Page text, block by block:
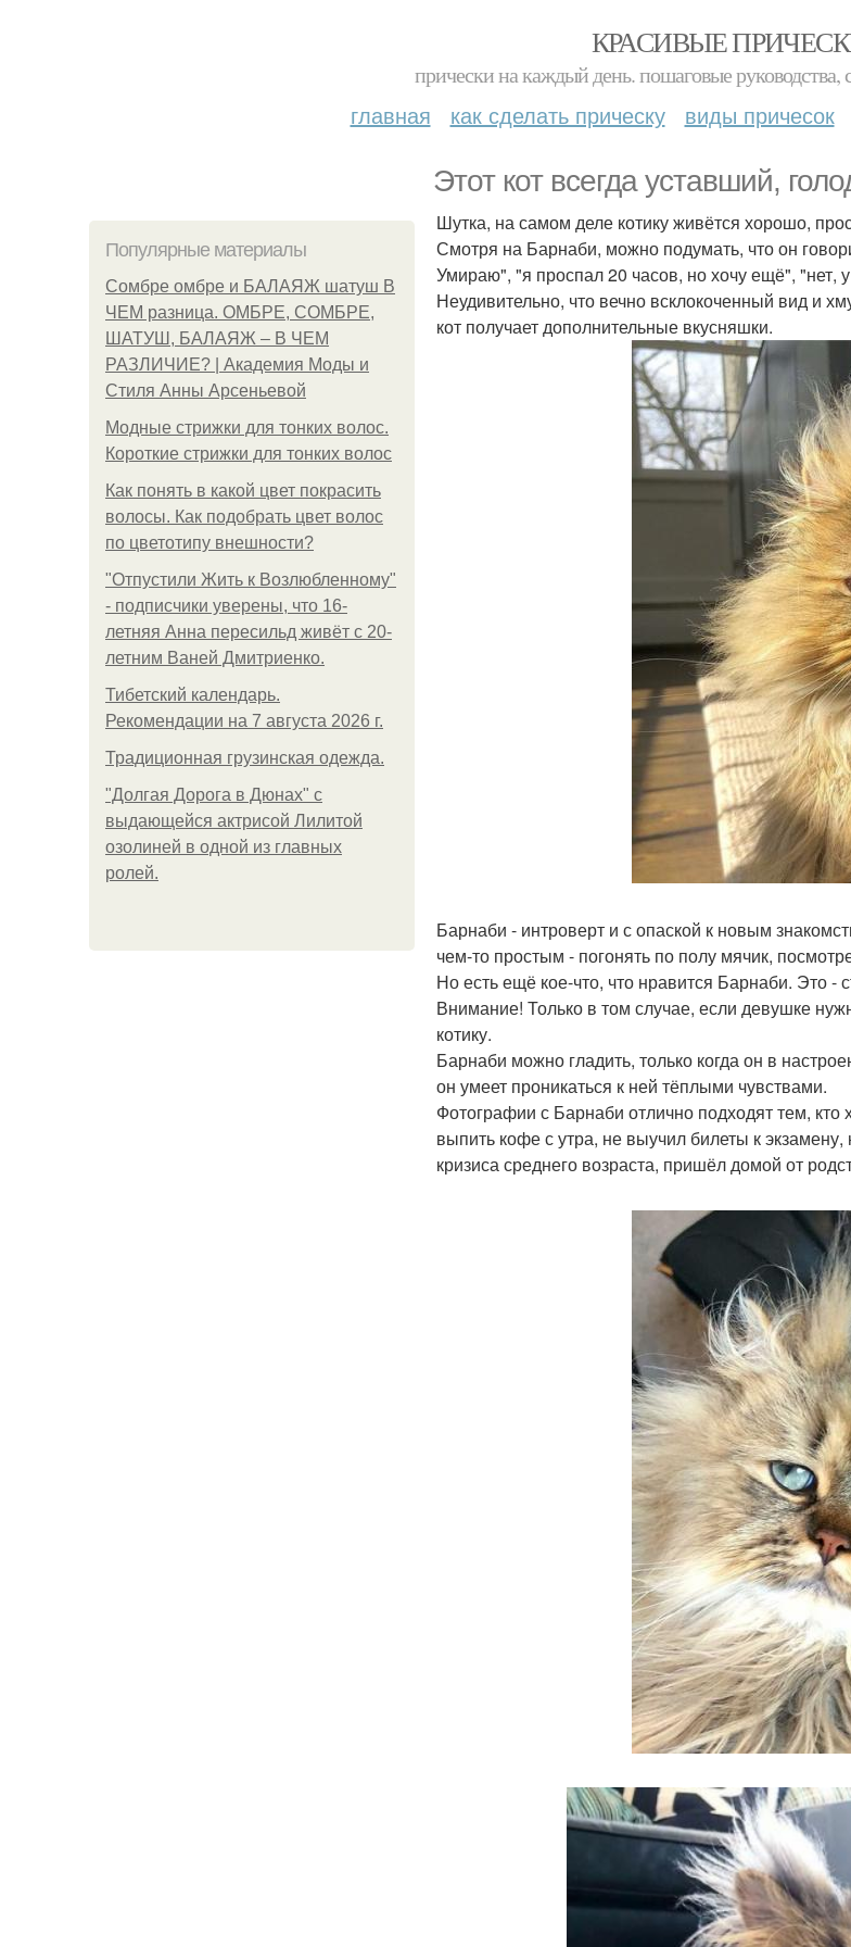
КРАСИВЫЕ
прически на каждый день. пошаговые руководства,
главная как сделать прическу виды причесок
Этот кот всегда уставший,
Популярные материалы
Сомбре омбре и БАЛАЯЖ шатуш В
ЧЕМ разница. ОМБРЕ, СОМБРЕ,
ШАТУШ, БАЛАЯЖ – В ЧЕМ
РАЗЛИЧИЕ? | Академия Моды и
Стиля Анны Арсеньевой
Модные стрижки для тонких волос.
Короткие стрижки для тонких волос
Как понять в какой цвет покрасить
волосы. Как подобрать цвет волос
по цветотипу внешности?
"Отпустили Жить к Возлюбленному"
- подписчики уверены, что 16-
летняя Анна пересильд живёт с 20-
летним Ваней Дмитриенко.
Тибетский календарь.
Рекомендации на 7 августа 2026 г.
Традиционная грузинская одежда.
"Долгая Дорога в Дюнах" с
выдающейся актрисой Лилитой
озолиней в одной из главных
ролей.
Шутка, на самом деле котику живётся хорошо,
Смотря на Барнаби, можно подумать, что он
Умираю", "я проспал 20 часов, но хочу ещё", "нет,
Неудивительно, что вечно всклокоченный вид и
кот получает дополнительные вкусняшки.
Барнаби - интроверт и с опаской к новым
чем-то простым - погонять по полу мячик,
Но есть ещё кое-что, что нравится Барнаби. Это -
Внимание! Только в том случае, если девушке
котику.
Барнаби можно гладить, только когда он в
он умеет проникаться к ней тёплыми чувствами.
Фотографии с Барнаби отлично подходят тем, кто
выпить кофе с утра, не выучил билеты к
кризиса среднего возраста, пришёл домой от